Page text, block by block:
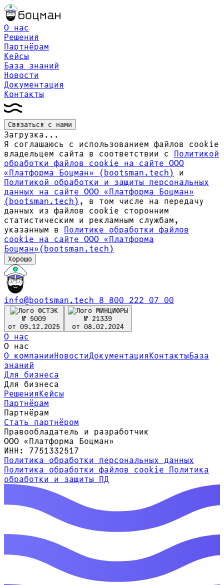
О нас
Решения
Партнёрам
Кейсы
База знаний
Новости
Документация
Контакты
Связаться с нами
Загрузка...
Я соглашаюсь с использованием файлов cookie
владельцем сайта в соответствии с Политикой
обработки файлов сookie на сайте ООО
«Платформа Боцман» (bootsman.tech)
и
Политикой обработки и защиты персональных
данных на сайте ООО «Платформа Боцман»
(bootsman.tech) , в том числе на передачу
данных из файлов cookie сторонним
статистическим и рекламным службам,
указанным в Политике обработки файлов
сookie на сайте ООО «Платформа
Боцман»(bootsman.tech)
Хорошо
info@bootsman.tech 8 800 222 07 00
№ 5009
от 09.12.2025
№ 21339
от 08.02.2024
О нас
О нас
О компанииНовостиДокументацияКонтактыБаза
знаний
Для бизнеса
Для бизнеса
РешенияКейсы
Партнёрам
Партнёрам
Стать партнёром
Правообладатель и разработчик
ООО «Платформа Боцман»
ИНН: 7751332517
Политика обработки персональных данных
Политика обработки файлов cookie Политика
обработки и защиты ПД